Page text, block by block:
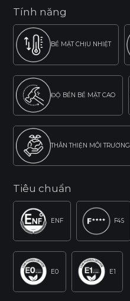
Tính năng
BỀ MẶT CHỊU NHIỆT
ĐỘ BỀN BỀ MẶT CAO
THÂN THIỆN MÔI TRƯỜNG
Tiêu chuẩn
ENF F4S
E0 E1